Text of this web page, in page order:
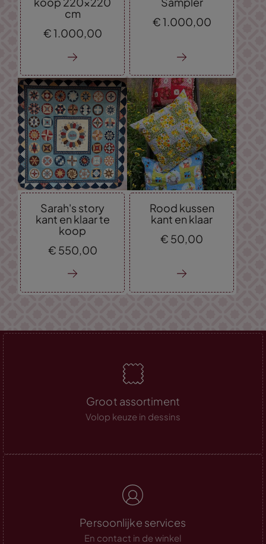
cm
€1.000,00
€1.000,00
Sarah's story
kant en klaar te
koop
€ 550, 00
Rood kussen
kant en klaar
€ 50, 00
Groot assortiment
Volop keuze in dessins
Persoonlijke services
En contact in de winkel